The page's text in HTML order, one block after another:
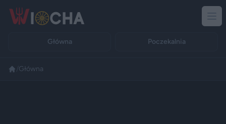
Główna Poczekalnia
Główna